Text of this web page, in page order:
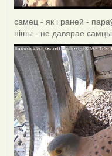
самец - як і раней -
нішы - не давярае